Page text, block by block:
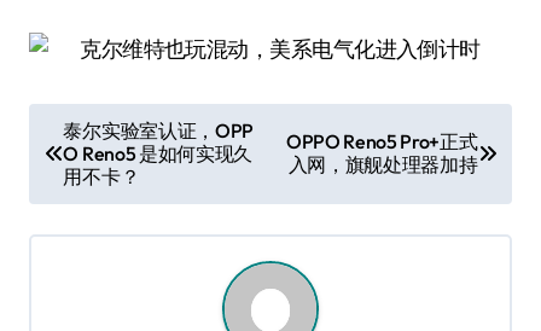
章
导
航
泰尔实验室认证，OPP
O Reno5 是如何实现久
用不卡？
OPPO Reno5 Pro+正式
入网，旗舰处理器加持